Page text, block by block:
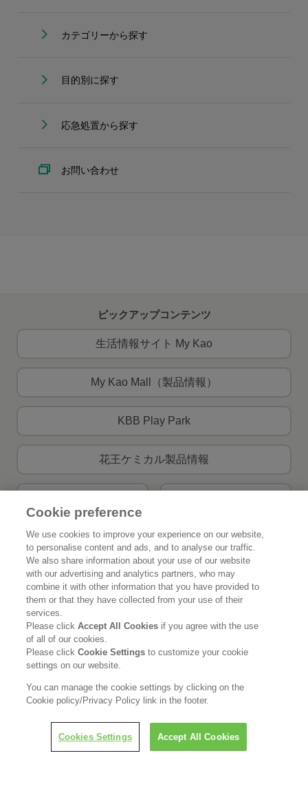
カテゴリーから探す
目的別に探す
応急処置から探す
お問い合わせ
ピックアップコンテンツ
生活情報サイト My Kao
My Kao Mall（製品情報）
KBB Play Park
花王ケミカル製品情報
花王公式SNSアカウント
Home 花王について
サステナビリティ イノベーション
ブランド 投資家情報
ニュースルーム 採用情報
Cookie preference
We use cookies to improve your experience on our website,
to personalise content and ads, and to analyse our traffic.
We also share information about your use of our website
with our advertising and analytics partners, who may
combine it with other information that you have provided to
them or that they have collected from your use of their
services.
Please clickAccept All Cookies if you agree with the use
of all of our cookies.
Please clickCookie Settingsto customize your cookie
settings on our website.
You can manage the cookie settings by clicking on the
Cookie policy/Privacy Policy link in the footer.
Cookies Settings Accept All Cookies